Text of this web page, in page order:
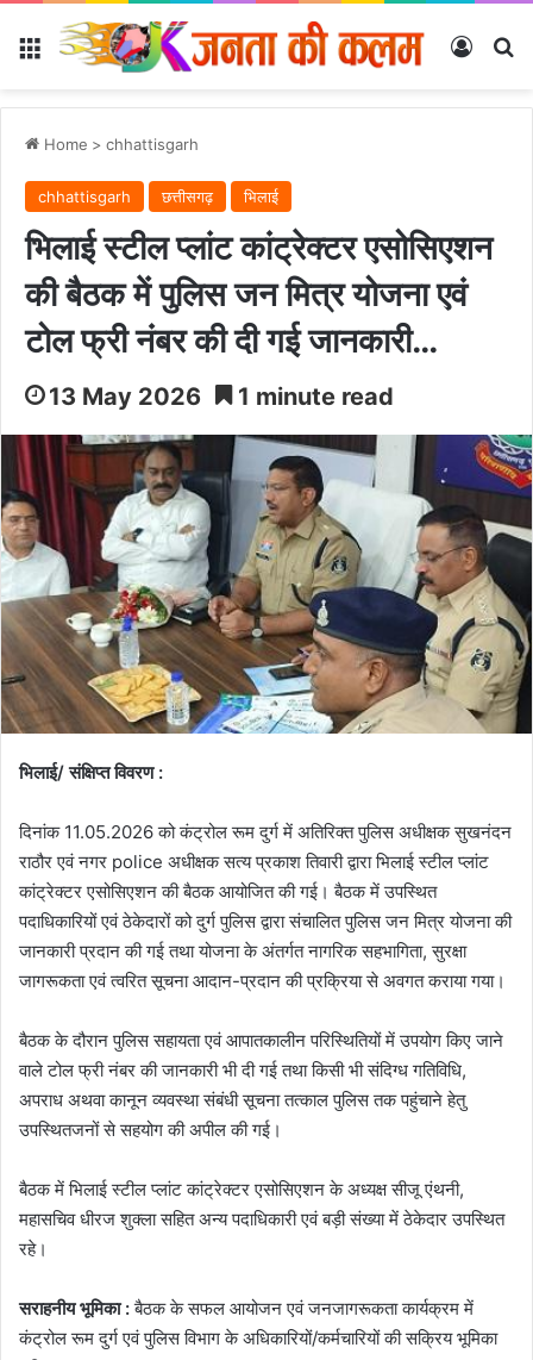
Menu Log In
Home > chhattisgarh
chhattisgarh छत्तीसगढ़ भिलाई
भिलाई स्टील प्लांट कांट्रेक्टर एसोसिएशन
की बैठक में पुलिस जन मित्र योजना एवं
टोल फ्री नंबर की दी गई जानकारी…
13 May 2026 1 minute read
भिलाई/ संक्षिप्त विवरण :
दिनांक 11.05.2026 को कंट्रोल रूम दुर्ग में अतिरिक्त पुलिस अधीक्षक सुखनंदन
राठौर एवं नगर police अधीक्षक सत्य प्रकाश तिवारी द्वारा भिलाई स्टील प्लांट
कांट्रेक्टर एसोसिएशन की बैठक आयोजित की गई। बैठक में उपस्थित
पदाधिकारियों एवं ठेकेदारों को दुर्ग पुलिस द्वारा संचालित पुलिस जन मित्र योजना की
जानकारी प्रदान की गई तथा योजना के अंतर्गत नागरिक सहभागिता, सुरक्षा
जागरूकता एवं त्वरित सूचना आदान-प्रदान की प्रक्रिया से अवगत कराया गया।
बैठक के दौरान पुलिस सहायता एवं आपातकालीन परिस्थितियों में उपयोग किए जाने
वाले टोल फ्री नंबर की जानकारी भी दी गई तथा किसी भी संदिग्ध गतिविधि,
अपराध अथवा कानून व्यवस्था संबंधी सूचना तत्काल पुलिस तक पहुंचाने हेतु
उपस्थितजनों से सहयोग की अपील की गई।
बैठक में भिलाई स्टील प्लांट कांट्रेक्टर एसोसिएशन के अध्यक्ष सीजू एंथनी,
महासचिव धीरज शुक्ला सहित अन्य पदाधिकारी एवं बड़ी संख्या में ठेकेदार उपस्थित
रहे।
सराहनीय भूमिका :बैठक के सफल आयोजन एवं जनजागरूकता कार्यक्रम में
कंट्रोल रूम दुर्ग एवं पुलिस विभाग के अधिकारियों/कर्मचारियों की सक्रिय भूमिका